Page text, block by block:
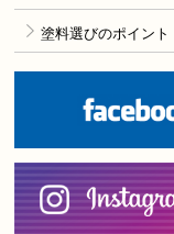
塗料選びのポイント